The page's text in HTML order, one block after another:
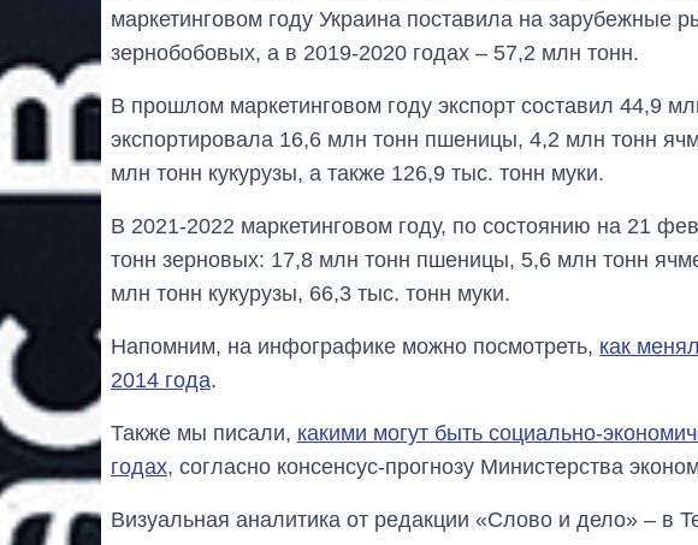
маркетинговом году Украина поставила на зарубежные
зернобобовых, а в 2019-2020 годах – 57,2 млн тонн.
В прошлом маркетинговом году экспорт составил 44,9
экспортировала 16,6 млн тонн пшеницы, 4,2 млн тонн
млн тонн кукурузы, а также 126,9 тыс. тонн муки.
В 2021-2022 маркетинговом году, по состоянию на 21
тонн зерновых: 17,8 млн тонн пшеницы, 5,6 млн тонн
млн тонн кукурузы, 66,3 тыс. тонн муки.
Напомним, на инфографике можно посмотреть, как
2014 года.
Также мы писали, какими могут быть социально-
годах, согласно консенсус-прогнозу Министерства
Визуальная аналитика от редакции «Слово и дело» – в